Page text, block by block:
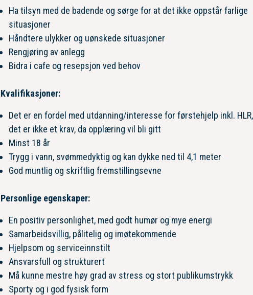
Ha tilsyn med de badende og sørge for at det ikke oppstår farlige
situasjoner
Håndtere ulykker og uønskede situasjoner
Rengjøring av anlegg
Bidra i cafe og resepsjon ved behov
Kvalifikasjoner:
Det er en fordel med utdanning/interesse for førstehjelp inkl.
det er ikke et krav, da opplæring vil bli gitt
Minst 18 år
Trygg i vann, svømmedyktig og kan dykke ned til 4,1 meter
God muntlig og skriftlig fremstillingsevne
Personlige egenskaper:
En positiv personlighet, med godt humør og mye energi
Samarbeidsvillig, pålitelig og imøtekommende
Hjelpsom og serviceinnstilt
Ansvarsfull og strukturert
Må kunne mestre høy grad av stress og stort publikumstrykk
Sporty og i god fysisk form